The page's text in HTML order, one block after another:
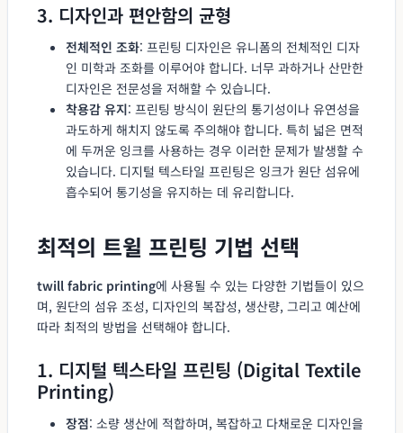
3. 디자인과 편안함의 균형
전체적인 조화: 프린팅 디자인은 유니폼의 전체적인 디자
인 미학과 조화를 이루어야 합니다. 너무 과하거나 산만한
디자인은 전문성을 저해할 수 있습니다.
착용감 유지: 프린팅 방식이 원단의 통기성이나 유연성을
과도하게 해치지 않도록 주의해야 합니다. 특히 넓은 면적
에 두꺼운 잉크를 사용하는 경우 이러한 문제가 발생할 수
있습니다. 디지털 텍스타일 프린팅은 잉크가 원단 섬유에
흡수되어 통기성을 유지하는 데 유리합니다.
최적의 트윌 프린팅 기법 선택
twill fabric printing에 사용될 수 있는 다양한 기법들이 있으
며, 원단의 섬유 조성, 디자인의 복잡성, 생산량, 그리고 예산에
따라 최적의 방법을 선택해야 합니다.
1. 디지털 텍스타일 프린팅 (Digital Textile
Printing)
장점: 소량 생산에 적합하며, 복잡하고 다채로운 디자인을